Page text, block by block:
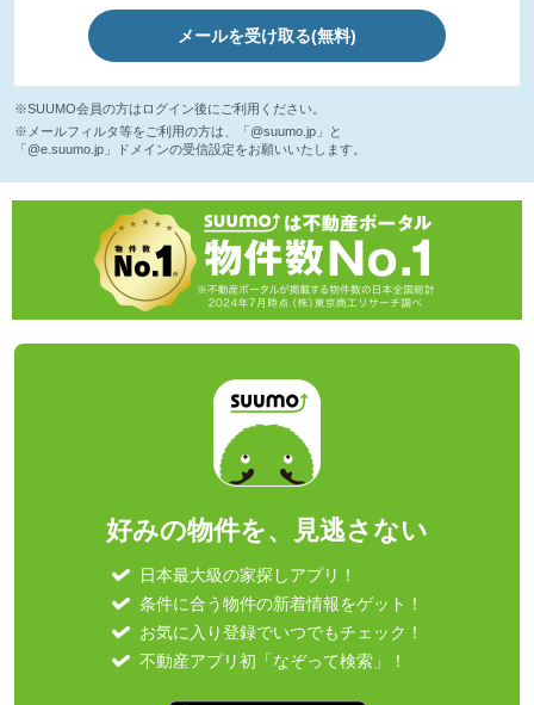
メールを受け取る(無料)
※SUUMO会員の方はログイン後にご利用ください。
※メールフィルタ等をご利用の方は、「@suumo.jp」と
「@e.suumo.jp」ドメインの受信設定をお願いいたします。
好みの物件を、見逃さない
日本最大級の家探しアプリ！
条件に合う物件の新着情報をゲット！
お気に入り登録でいつでもチェック！
不動産アプリ初「なぞって検索」！